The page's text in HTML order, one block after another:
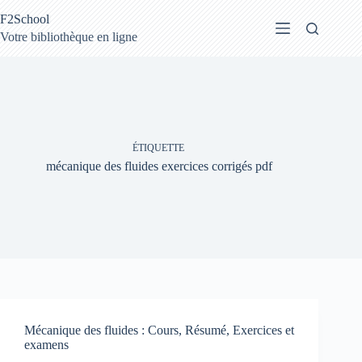
au
contenu
F2School
Votre bibliothèque en ligne
ÉTIQUETTE
mécanique des fluides exercices corrigés pdf
Mécanique des fluides : Cours, Résumé, Exercices et
examens